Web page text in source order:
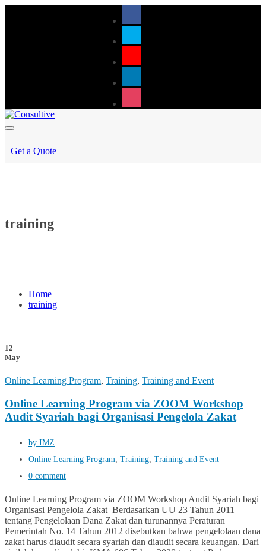
Get a Quote
training
Home
training
12
May
Online Learning Program, Training, Training and Event
Online Learning Program via ZOOM Workshop
Audit Syariah bagi Organisasi Pengelola Zakat
by IMZ
Online Learning Program Training Training and Event
0 comment
Online Learning Program via ZOOM Workshop Audit Syariah bagi
Organisasi Pengelola Zakat Berdasarkan UU 23 Tahun 2011
tentang Pengelolaan Dana Zakat dan turunannya Peraturan
Pemerintah No. 14 Tahun 2012 disebutkan bahwa pengelolaan dana
zakat harus diaudit secara syariah dan diaudit secara keuangan. Dari